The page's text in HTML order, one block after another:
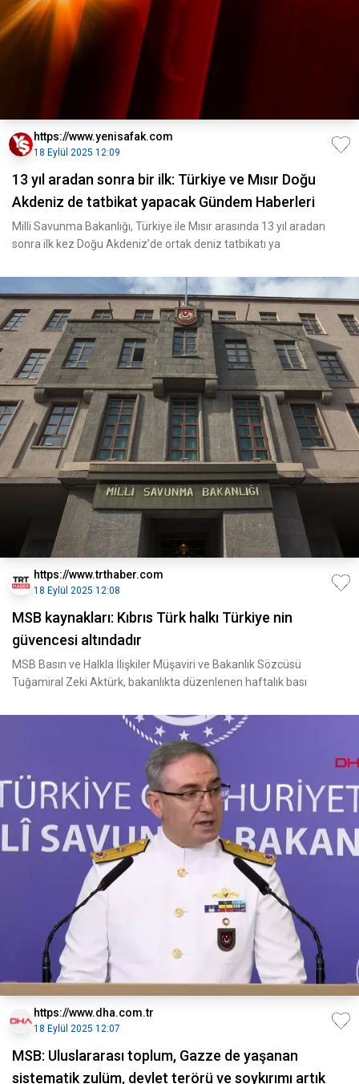
https://www.yenisafak.com
18 Eylül 2025 12:09
13 yıl aradan sonra bir ilk: Türkiye ve Mısır Doğu
Akdeniz de tatbikat yapacak Gündem Haberleri
Milli Savunma Bakanlığı, Türkiye ile Mısır arasında 13 yıl aradan
sonra ilk kez Doğu Akdeniz’de ortak deniz tatbikatı ya
https://www.trthaber.com
18 Eylül 2025 12:08
MSB kaynakları: Kıbrıs Türk halkı Türkiye nin
güvencesi altındadır
MSB Basın ve Halkla İlişkiler Müşaviri ve Bakanlık Sözcüsü
Tuğamiral Zeki Aktürk, bakanlıkta düzenlenen haftalık bası
https://www.dha.com.tr
18 Eylül 2025 12:07
MSB: Uluslararası toplum, Gazze de yaşanan
sistematik zulüm, devlet terörü ve soykırımı artık